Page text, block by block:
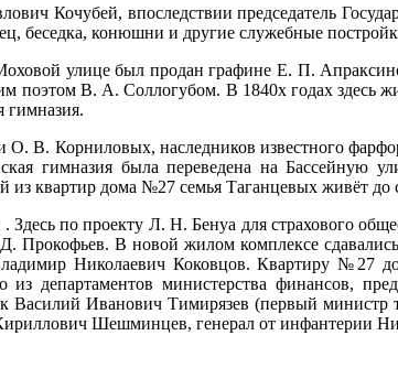
Кочубей, впоследствии председатель
беседка, конюшни и другие служебные
улице был продан графине Е. П.
поэтом В. А. Соллогубом. В 1840х годах здесь
гимназия.
В. Корниловых, наследников известного
гимназия была переведена на Бассейную
квартир дома №27 семья Таганцевых живёт до
Здесь по проекту Л. Н. Бенуа для страхового
Прокофьев. В новой жилом комплексе
Николаевич Коковцов. Квартиру №27 до
министерства финансов,
Иванович Тимирязев (первый министр
Шешминцев, генерал от инфантерии